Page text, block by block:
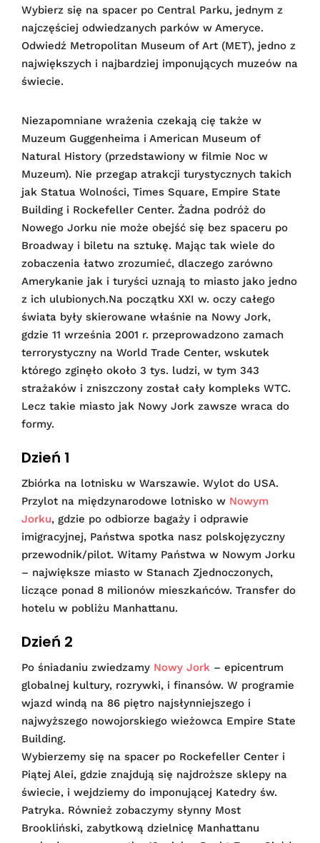
Wybierz się na spacer po Central Parku, jednym z
najczęściej odwiedzanych parków w Ameryce.
Odwiedź Metropolitan Museum of Art (MET), jedno z
największych i najbardziej imponujących muzeów na
świecie.
Niezapomniane wrażenia czekają cię także w
Muzeum Guggenheima i American Museum of
Natural History (przedstawiony w filmie Noc w
Muzeum). Nie przegap atrakcji turystycznych takich
jak Statua Wolności, Times Square, Empire State
Building i Rockefeller Center. Żadna podróż do
Nowego Jorku nie może obejść się bez spaceru po
Broadway i biletu na sztukę. Mając tak wiele do
zobaczenia łatwo zrozumieć, dlaczego zarówno
Amerykanie jak i turyści uznają to miasto jako jedno
z ich ulubionych.Na początku XXI w. oczy całego
świata były skierowane właśnie na Nowy Jork,
gdzie 11 września 2001 r. przeprowadzono zamach
terrorystyczny na World Trade Center, wskutek
którego zginęło około 3 tys. ludzi, w tym 343
strażaków i zniszczony został cały kompleks WTC.
Lecz takie miasto jak Nowy Jork zawsze wraca do
formy.
Dzień 1
Zbiórka na lotnisku w Warszawie. Wylot do USA.
Przylot na międzynarodowe lotnisko w Nowym
Jorku, gdzie po odbiorze bagaży i odprawie
imigracyjnej, Państwa spotka nasz polskojęzyczny
przewodnik/pilot. Witamy Państwa w Nowym Jorku
– największe miasto w Stanach Zjednoczonych,
liczące ponad 8 milionów mieszkańców. Transfer do
hotelu w pobliżu Manhattanu.
Dzień 2
Po śniadaniu zwiedzamy Nowy Jork – epicentrum
globalnej kultury, rozrywki, i finansów. W programie
wjazd windą na 86 piętro najsłynniejszego i
najwyższego nowojorskiego wieżowca Empire State
Building.
Wybierzemy się na spacer po Rockefeller Center i
Piątej Alei, gdzie znajdują się najdroższe sklepy na
świecie, i wejdziemy do imponującej Katedry św.
Patryka. Również zobaczymy słynny Most
Brookliński, zabytkową dzielnicę Manhattanu